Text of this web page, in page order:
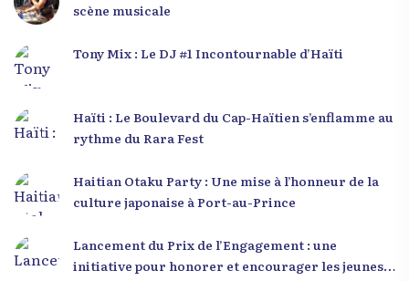
scène musicale
Tony Mix : Le DJ #1 Incontournable d’Haïti
Haïti : Le Boulevard du Cap-Haïtien s’enflamme au
rythme du Rara Fest
Haitian Otaku Party : Une mise à l’honneur de la
culture japonaise à Port-au-Prince
Lancement du Prix de l’Engagement : une
initiative pour honorer et encourager les jeunes